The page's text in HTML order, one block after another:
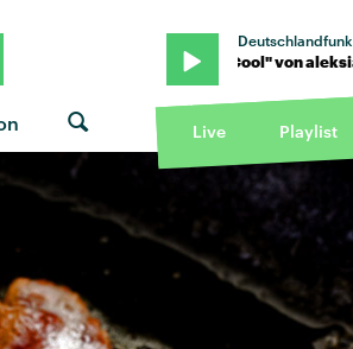
· "Keep My Cool" von aleksiah ·
Live Playlist